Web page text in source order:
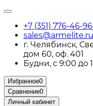
+7 (351) 776-46-96
sales@armelite.ru
г. Челябинск,
дом 60, оф. 401
Будни, с 9:00 до
Избранное0
Сравнение0
Личный кабинет